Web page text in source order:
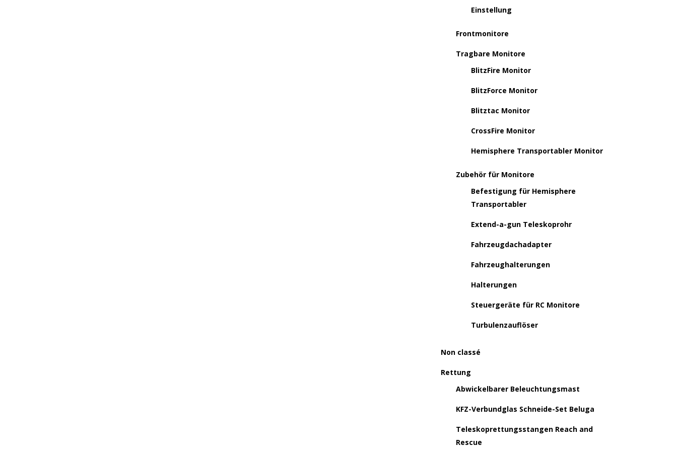
Einstellung
Frontmonitore
Tragbare Monitore
BlitzFire Monitor
BlitzForce Monitor
Blitztac Monitor
CrossFire Monitor
Hemisphere Transportabler Monitor
Zubehör für Monitore
Befestigung für Hemisphere
Transportabler
Extend-a-gun Teleskoprohr
Fahrzeugdachadapter
Fahrzeughalterungen
Halterungen
Steuergeräte für RC Monitore
Turbulenzauflöser
Non classé
Rettung
Abwickelbarer Beleuchtungsmast
KFZ-Verbundglas Schneide-Set Beluga
Teleskoprettungsstangen Reach and
Rescue